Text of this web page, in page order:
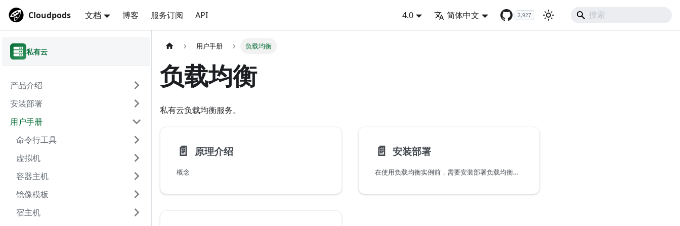
Cloudpods 文档 博客 服务订阅 API 4.0 简体中文 2,927
私有云
产品介绍
安装部署
用户手册
命令行工具
虚拟机
容器主机
镜像模板
宿主机
用户手册 负载均衡
负载均衡
私有云负载均衡服务。
📄️ 原理介绍
概念
📄️ 安装部署
在使用负载均衡实例前，需要安装部署负载均衡集群和 Agent，请参考文档：部署负载均衡集群。